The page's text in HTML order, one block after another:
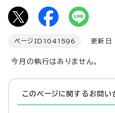
ページID 1041596 更新日
今月の執行はありません。
このページに関する お問い